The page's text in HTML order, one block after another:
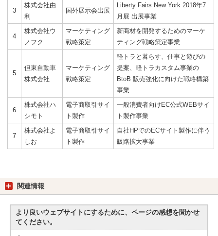
3
株式会社由
利
国外展示会出展
Liberty Fairs New York 2018年7
月展 出展事業
4
株式会社ウ
ノフク
マーケティング
戦略策定
新商材を開発するためのマーケ
ティング戦略策定事業
5
但東自動車
株式会社
マーケティング
戦略策定
軽トラと暮らす、仕事と遊びの
提案、軽トラカスタム事業の
BtoB 販売強化に向けた戦略構築
事業
6
株式会社ハ
シモト
電子商取引サイ
ト製作
一般消費者向けEC公式WEBサイ
ト製作事業
7
株式会社よ
しお
電子商取引サイ
ト製作
自社HPでのECサイト製作に伴う
販路拡大事業
関連情報
より良いウェブサイトにするために、ページの感想を聞かせ
てください。